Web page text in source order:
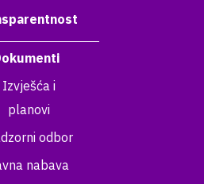
Izvješća i
planovi
odbor
nabava